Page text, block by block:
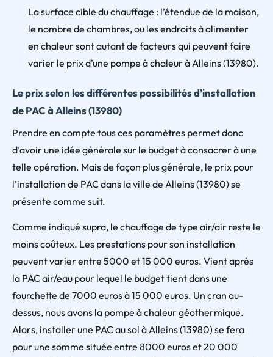
La surface cible du chauffage : l’étendue de la maison,
le nombre de chambres, ou les endroits à alimenter
en chaleur sont autant de facteurs qui peuvent faire
varier le prix d’une pompe à chaleur à Alleins (13980).
Le prix selon les différentes possibilités d’installation
de PAC à Alleins (13980)
Prendre en compte tous ces paramètres permet donc
d’avoir une idée générale sur le budget à consacrer à une
telle opération. Mais de façon plus générale, le prix pour
l’installation de PAC dans la ville de Alleins (13980) se
présente comme suit.
Comme indiqué supra, le chauffage de type air/air reste le
moins coûteux. Les prestations pour son installation
peuvent varier entre 5000 et 15 000 euros. Vient après
la PAC air/eau pour lequel le budget tient dans une
fourchette de 7000 euros à 15 000 euros. Un cran au-
dessus, nous avons la pompe à chaleur géothermique.
Alors, installer une PAC au sol à Alleins (13980) se fera
pour une somme située entre 8000 euros et 20 000